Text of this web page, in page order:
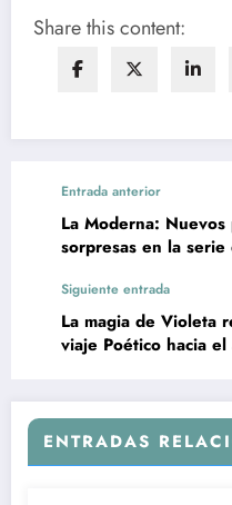
Share this content:
Entrada anterior
La Moderna: Nuevos
sorpresas en la serie
Siguiente entrada
La magia de Violeta
viaje Poético hacia
ENTRADAS